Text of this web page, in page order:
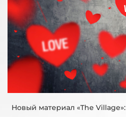
Новый материал «The Village»: